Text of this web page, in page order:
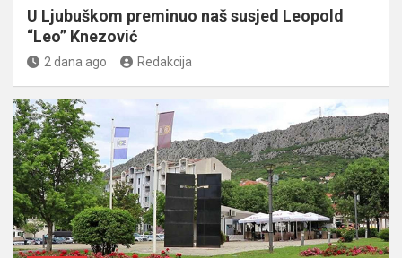
U Ljubuškom preminuo naš susjed Leopold
“Leo” Knezović
2 dana ago Redakcija